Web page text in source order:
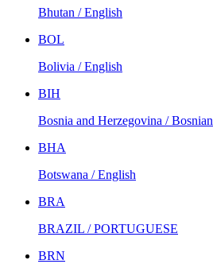
Bhutan / English
BOL
Bolivia / English
BIH
Bosnia and Herzegovina / Bosnian
BHA
Botswana / English
BRA
BRAZIL / PORTUGUESE
BRN